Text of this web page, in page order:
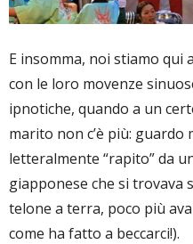
E insomma, noi stiamo qui
con le loro movenze
ipnotiche, quando a un
marito non c’è più: guardo
letteralmente “rapito” da
giapponese che si trovava
telone a terra, poco più
come ha fatto a beccarci!).